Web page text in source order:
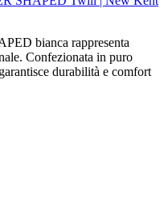
bianca rappresenta
Confezionata in puro
durabilità e comfort